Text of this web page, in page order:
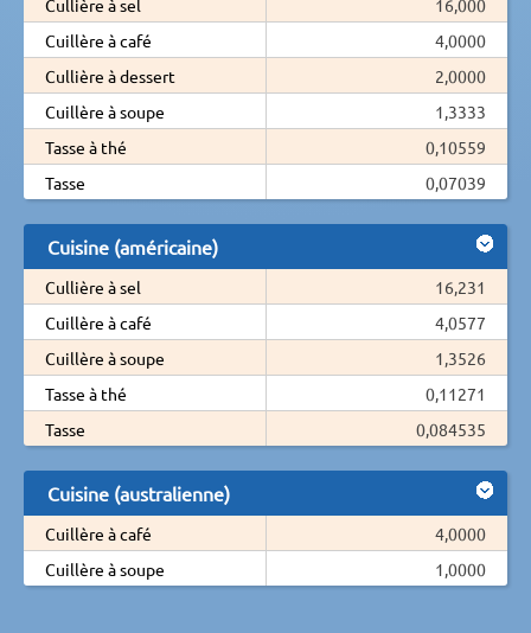
Cullière à sel
16,000
Cuillère à café
4,0000
Cullière à dessert
2,0000
Cuillère à soupe
1,3333
Tasse à thé
0,10559
Tasse
0,07039
Cuisine (américaine)
Cullière à sel
16,231
Cuillère à café
4,0577
Cuillère à soupe
1,3526
Tasse à thé
0,11271
Tasse
0,084535
Cuisine (australienne)
Cuillère à café
4,0000
Cuillère à soupe
1,0000